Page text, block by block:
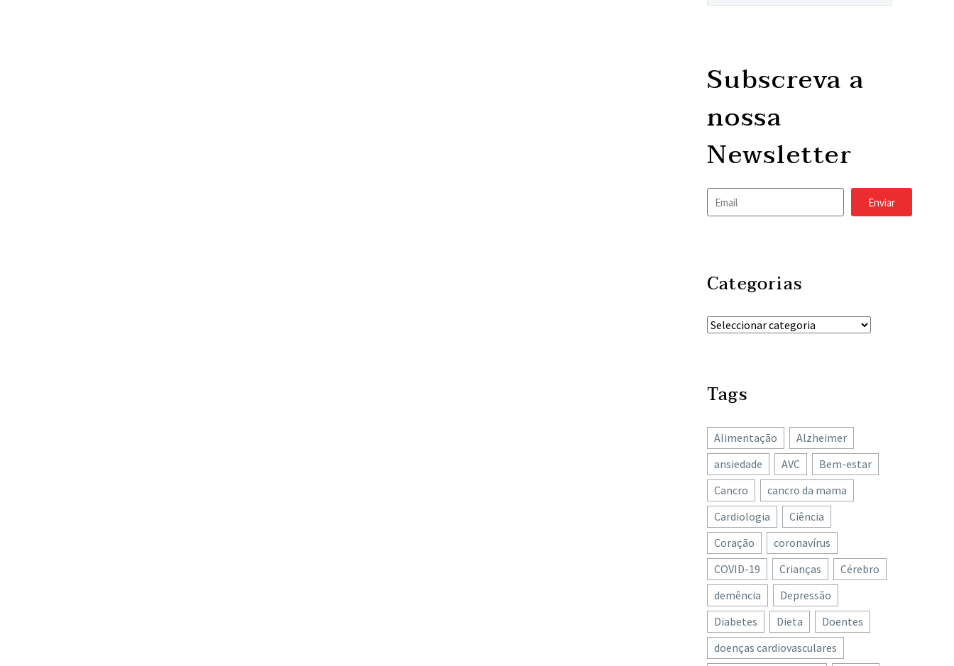
Subscreva a
nossa
Newsletter
Enviar
Categorias
Tags
Alimentação
Alzheimer
ansiedade
AVC
Bem-estar
Cancro
cancro da mama
Cardiologia
Ciência
Coração
coronavírus
COVID-19
Crianças
Cérebro
demência
Depressão
Diabetes
Dieta
Doentes
doenças cardiovasculares